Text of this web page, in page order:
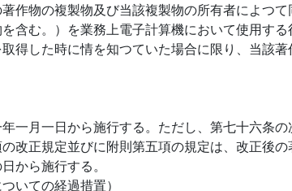
作物の複製物及び当該複製物の所有者によつ
含む。）を業務上電子計算機において使用す
得した時に情を知つていた場合に限り、当該
一月一日から施行する。ただし、第七十六条
改正規定並びに附則第五項の規定は、改正後
から施行する。
いての経過措置）